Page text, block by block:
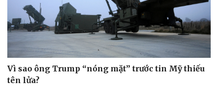
Vì sao ông Trump “nóng mặt” trước tin Mỹ thiếu
tên lửa?